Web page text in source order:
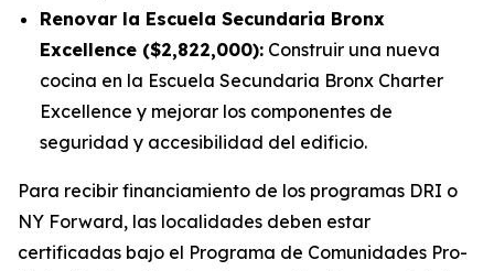
Renovar la Escuela Secundaria Bronx
Excellence ($2,822,000): Construir una nueva
cocina en la Escuela Secundaria Bronx Charter
Excellence y mejorar los componentes de
seguridad y accesibilidad del edificio.
Para recibir financiamiento de los programas DRI o
NY Forward, las localidades deben estar
certificadas bajo el Programa de Comunidades Pro-